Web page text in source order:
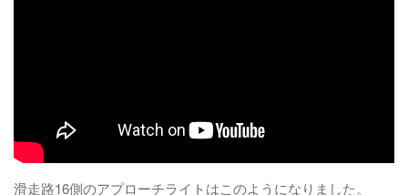
滑走路16側のアプローチライトはこのようになりました。